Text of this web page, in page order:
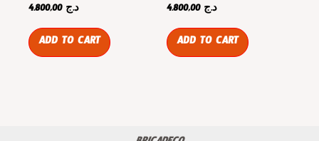
د.ج 4.800,00
ADD TO CART
د.ج 4.800,00
ADD TO CART